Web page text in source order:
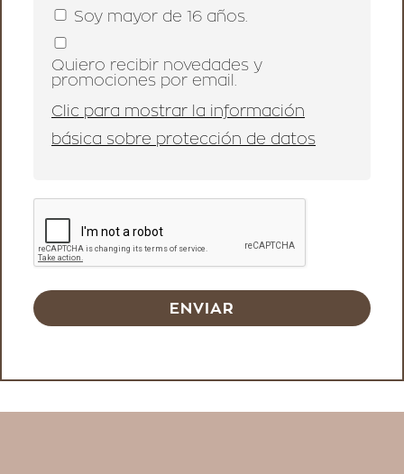
Soy mayor de 16 años.
Quiero recibir novedades y
promociones por email.
Clic para mostrar la información
básica sobre protección de datos
ENVIAR